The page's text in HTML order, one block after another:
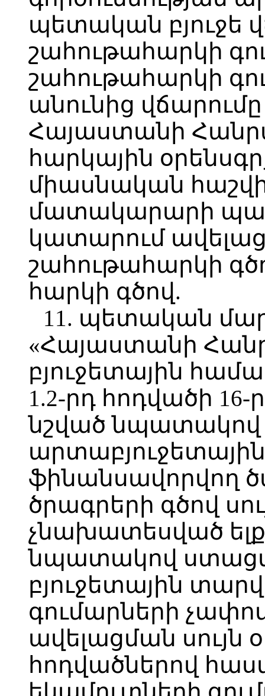
պետական բյուջե
շահութահարկի
շահութահարկի
անունից
Հայաստանի
հարկային
միասնական
մատակարարի
կատարում
շահութահարկի
հարկի գծով.
11. պետական
«Հայաստանի
բյուջետային
1.2-րդ հոդվածի
նշված
ֆինանսավորվող
ծրագրերի գծով
չնախատեսված
նպատակով
բյուջետային
գումարների
ավելացման սույն
հոդվածներով